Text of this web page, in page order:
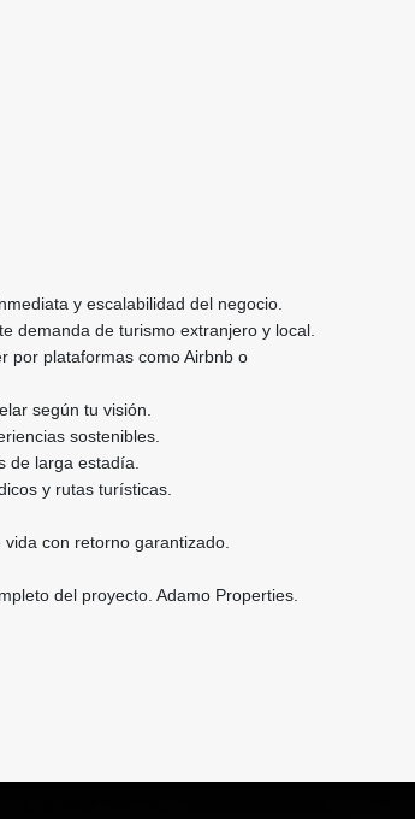
y escalabilidad del negocio.
demanda de turismo extranjero y local.
por plataformas como Airbnb o
según tu visión.
sostenibles.
de larga estadía.
y rutas turísticas.
con retorno garantizado.
del proyecto. Adamo Properties.